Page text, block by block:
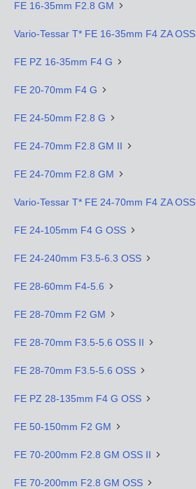
FE 16-35mm F2.8 GM
Vario-Tessar T* FE 16-35mm F4 ZA OSS
FE PZ 16-35mm F4 G
FE 20-70mm F4 G
FE 24-50mm F2.8 G
FE 24-70mm F2.8 GM II
FE 24-70mm F2.8 GM
Vario-Tessar T* FE 24-70mm F4 ZA OSS
FE 24-105mm F4 G OSS
FE 24-240mm F3.5-6.3 OSS
FE 28-60mm F4-5.6
FE 28-70mm F2 GM
FE 28-70mm F3.5-5.6 OSS II
FE 28-70mm F3.5-5.6 OSS
FE PZ 28-135mm F4 G OSS
FE 50-150mm F2 GM
FE 70-200mm F2.8 GM OSS II
FE 70-200mm F2.8 GM OSS